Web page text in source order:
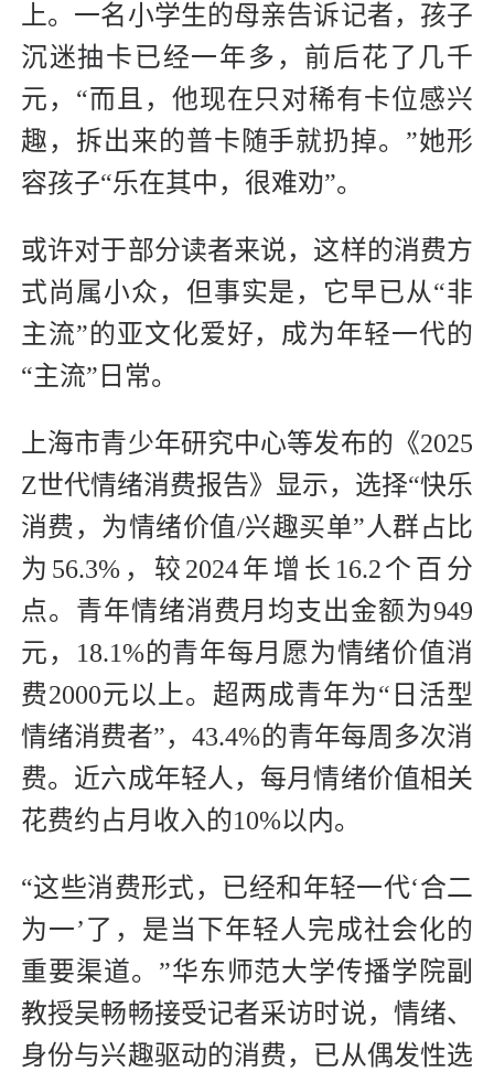
上。一名小学生的母亲告诉记者，孩子
沉迷抽卡已经一年多，前后花了几千
元，“而且，他现在只对稀有卡位感兴
趣，拆出来的普卡随手就扔掉。”她形
容孩子“乐在其中，很难劝”。
或许对于部分读者来说，这样的消费方
式尚属小众，但事实是，它早已从“非
主流”的亚文化爱好，成为年轻一代的
“主流”日常。
上海市青少年研究中心等发布的《2025
Z世代情绪消费报告》显示，选择“快乐
消费，为情绪价值/兴趣买单”人群占比
为56.3%，较2024年增长16.2个百分
点。青年情绪消费月均支出金额为949
元，18.1%的青年每月愿为情绪价值消
费2000元以上。超两成青年为“日活型
情绪消费者”，43.4%的青年每周多次消
费。近六成年轻人，每月情绪价值相关
花费约占月收入的10%以内。
“这些消费形式，已经和年轻一代‘合二
为一’了，是当下年轻人完成社会化的
重要渠道。”华东师范大学传播学院副
教授吴畅畅接受记者采访时说，情绪、
身份与兴趣驱动的消费，已从偶发性选